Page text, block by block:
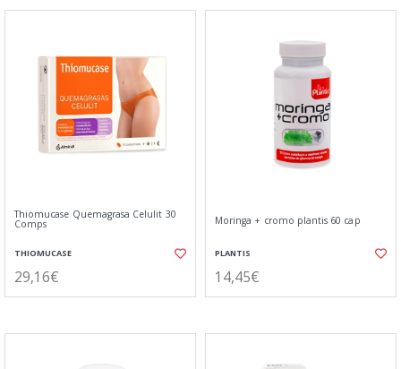
Thiomucase Quemagrasa Celulit 30
Comps
THIOMUCASE
29,16€
Moringa + cromo plantis 60 cap
PLANTIS
14,45€